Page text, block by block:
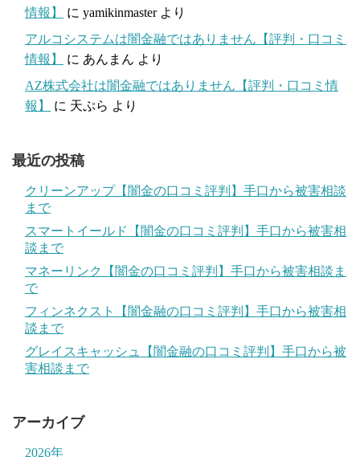
情報】
に yamikinmasterより
アルコシステムは闇金融ではありません【評判・口コミ
情報】
に あんまん より
AZ株式会社は闇金融ではありません【評判・口コミ情
報】
に 天ぷら より
最近の投稿
クリーンアップ【闇金の口コミ評判】手口から被害相談
まで
スマートイールド【闇金の口コミ評判】手口から被害相
談まで
マネーリンク【闇金の口コミ評判】手口から被害相談ま
で
フィンネクスト【闇金融の口コミ評判】手口から被害相
談まで
グレイスキャッシュ【闇金融の口コミ評判】手口から被
害相談まで
アーカイブ
2026年